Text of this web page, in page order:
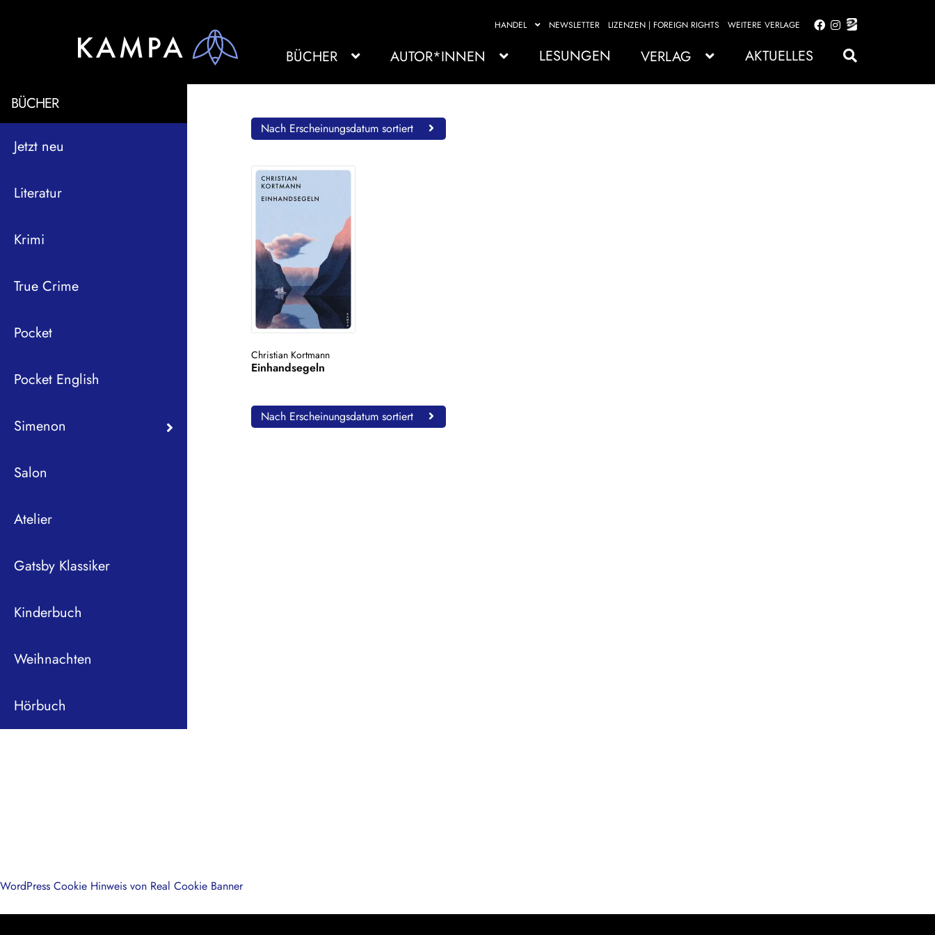
HANDEL NEWSLETTER LIZENZEN | FOREIGN RIGHTS WEITERE VERLAGE
Zur
springen
Zum
springen
BÜCHER AUTOR*INNEN LESUNGEN VERLAG AKTUELLES
BÜCHER
Jetzt neu
Literatur
Krimi
True Crime
Pocket
Pocket English
Simenon
Salon
Atelier
Gatsby Klassiker
Kinderbuch
Weihnachten
Hörbuch
Nach Erscheinungsdatum sortiert
Christian Kortmann
Einhandsegeln
Nach Erscheinungsdatum sortiert
WordPress Cookie Hinweis von Real Cookie Banner